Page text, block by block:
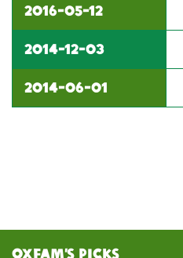
2016-05-12
2014-12-03
2014-06-01
Oxfam’s Picks